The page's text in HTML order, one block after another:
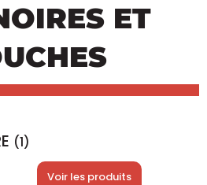
ET
(1)
Voir les produits